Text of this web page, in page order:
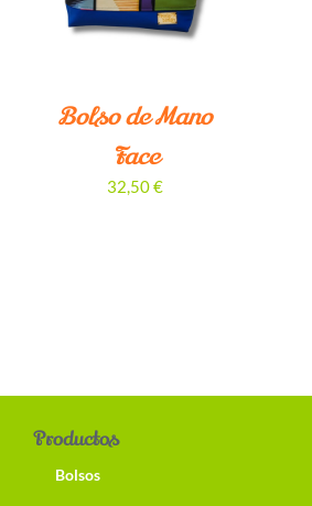
Bolso de Mano
Face
32,50€
Productos
Bolsos